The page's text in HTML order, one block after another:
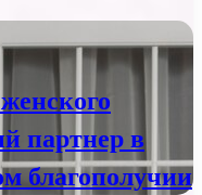
партнер в
благополучии